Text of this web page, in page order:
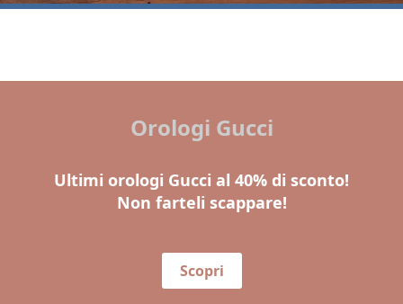
Orologi Gucci
Ultimi orologi Gucci al 40% di sconto!
Non farteli scappare!
Scopri